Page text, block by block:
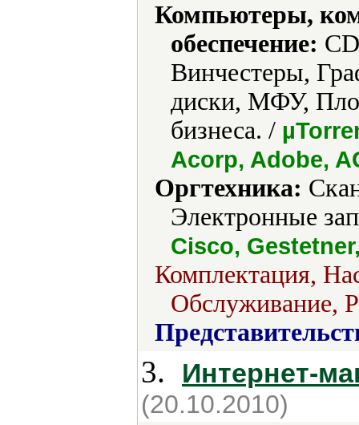
Компьютеры,
обеспечение:
Винчестеры,
диски, МФУ,
бизнеса. /
Acorp, Adobe,
Оргтехника:
Электронные
Cisco,
Комплектация,
Обслуживание,
3. Интернет-
(20.10.2010)